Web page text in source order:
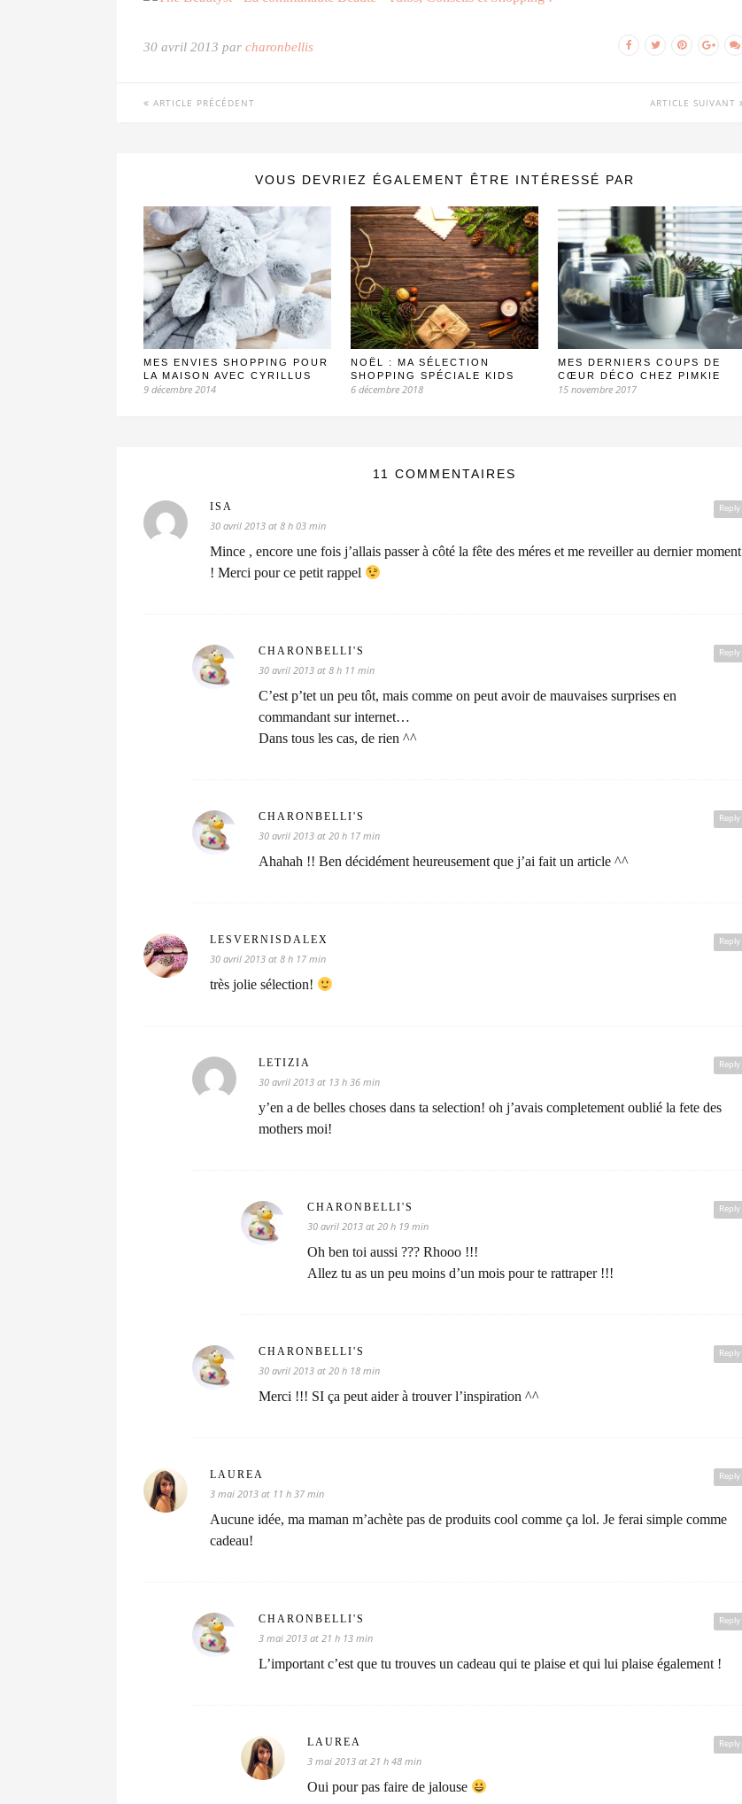
30 avril 2013 par charonbellis
ARTICLE PRÉCÉDENT ARTICLE SUIVANT
VOUS DEVRIEZ ÉGALEMENT ÊTRE INTÉRESSÉ PAR
MES ENVIES SHOPPING POUR
LA MAISON AVEC CYRILLUS
9 décembre 2014
NOËL : MA SÉLECTION
SHOPPING SPÉCIALE KIDS
6 décembre 2018
MES DERNIERS COUPS DE
CŒUR DÉCO CHEZ PIMKIE
15 novembre 2017
11 COMMENTAIRES
Reply
ISA
30 avril 2013 at 8 h 03 min
Mince , encore une fois j’allais passer à côté la fête des méres et me reveiller au dernier moment
! Merci pour ce petit rappel
Reply
CHARONBELLI'S
30 avril 2013 at 8 h 11 min
C’est p’tet un peu tôt, mais comme on peut avoir de mauvaises surprises en
commandant sur internet…
Dans tous les cas, de rien ^^
Reply
CHARONBELLI'S
30 avril 2013 at 20 h 17 min
Ahahah !! Ben décidément heureusement que j’ai fait un article ^^
Reply
LESVERNISDALEX
30 avril 2013 at 8 h 17 min
très jolie sélection!
Reply
LETIZIA
30 avril 2013 at 13 h 36 min
y’en a de belles choses dans ta selection! oh j’avais completement oublié la fete des
mothers moi!
Reply
CHARONBELLI'S
30 avril 2013 at 20 h 19 min
Oh ben toi aussi ??? Rhooo !!!
Allez tu as un peu moins d’un mois pour te rattraper !!!
Reply
CHARONBELLI'S
30 avril 2013 at 20 h 18 min
Merci !!! SI ça peut aider à trouver l’inspiration ^^
Reply
LAUREA
3 mai 2013 at 11 h 37 min
Aucune idée, ma maman m’achète pas de produits cool comme ça lol. Je ferai simple comme
cadeau!
Reply
CHARONBELLI'S
3 mai 2013 at 21 h 13 min
L’important c’est que tu trouves un cadeau qui te plaise et qui lui plaise également !
Reply
LAUREA
3 mai 2013 at 21 h 48 min
Oui pour pas faire de jalouse